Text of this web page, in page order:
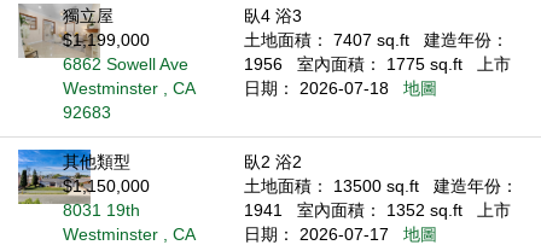
獨立屋
$1,199,000
6862 Sowell Ave
Westminster , CA
92683
臥4 浴3
土地面積： 7407 sq.ft
建造年份：
1956
室內面積： 1775 sq.ft
上市
日期： 2026-07-18
地圖
其他類型
$1,150,000
8031 19th
Westminster , CA
臥2 浴2
土地面積： 13500 sq.ft
建造年份：
1941
室內面積： 1352 sq.ft
上市
日期： 2026-07-17
地圖